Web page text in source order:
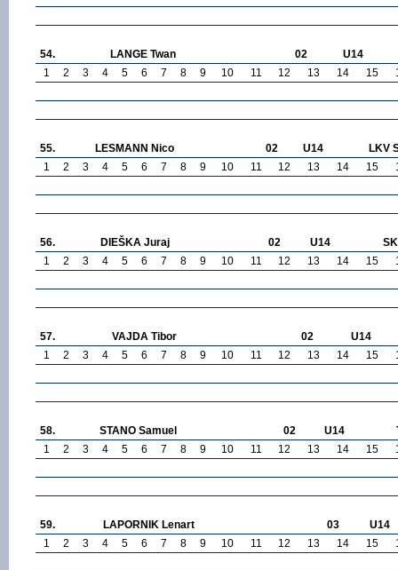
54. LANGE Twan 02
U14
1
2 3 4 5 6 7 8 9 10 11 12 13 14 15
55. LESMANN Nico 02 U14
LKV
1
2 3 4 5 6 7 8 9 10 11 12 13 14 15
56. DIEŠKA Juraj 02 U14
1
2 3 4 5 6 7 8 9 10 11 12 13 14 15
57. VAJDA Tibor 02
U14
1
2 3 4 5 6 7 8 9 10 11 12 13 14 15
58. STANO Samuel 02 U14
1
2 3 4 5 6 7 8 9 10 11 12 13 14 15
59. LAPORNIK Lenart 03
U14
1
2 3 4 5 6 7 8 9 10 11 12 13 14 15